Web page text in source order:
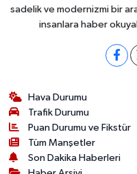
sadelik ve modernizmi bir
insanlara haber
Hava Durumu
Trafik Durumu
Puan Durumu ve Fikstür
Tüm Manşetler
Son Dakika Haberleri